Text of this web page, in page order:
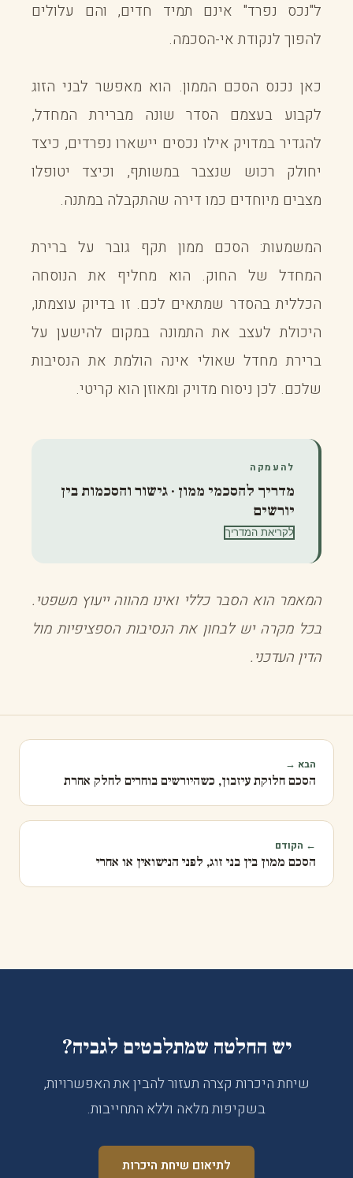
ל"נכס נפרד" אינם תמיד חדים, והם עלולים
להפוך לנקודת אי-הסכמה.
כאן נכנס הסכם הממון. הוא מאפשר לבני הזוג
לקבוע בעצמם הסדר שונה מברירת המחדל,
להגדיר במדויק אילו נכסים יישארו נפרדים, כיצד
יחולק רכוש שנצבר במשותף, וכיצד יטופלו
מצבים מיוחדים כמו דירה שהתקבלה במתנה.
המשמעות: הסכם ממון תקף גובר על ברירת
המחדל של החוק. הוא מחליף את הנוסחה
הכללית בהסדר שמתאים לכם. זו בדיוק עוצמתו,
היכולת לעצב את התמונה במקום להישען על
ברירת מחדל שאולי אינה הולמת את הנסיבות
שלכם. לכן ניסוח מדויק ומאוזן הוא קריטי.
להעמקה
מדריך להסכמי ממון · גישור והסכמות בין
יורשים
לקריאת המדריך
המאמר הוא הסבר כללי ואינו מהווה ייעוץ משפטי.
בכל מקרה יש לבחון את הנסיבות הספציפיות מול
הדין העדכני.
הבא →
הסכם חלוקת עיזבון, כשהיורשים בוחרים לחלק אחרת
← הקודם
הסכם ממון בין בני זוג, לפני הנישואין או אחרי
יש החלטה שמתלבטים לגביה?
שיחת היכרות קצרה תעזור להבין את האפשרויות,
בשקיפות מלאה וללא התחייבות.
לתיאום שיחת היכרות